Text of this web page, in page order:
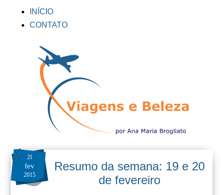
INÍCIO
CONTATO
21
fev
2015
Resumo da semana: 19 e 20
de fevereiro